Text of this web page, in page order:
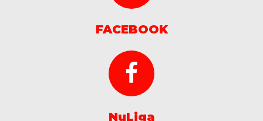
FACEBOOK
NuLiga